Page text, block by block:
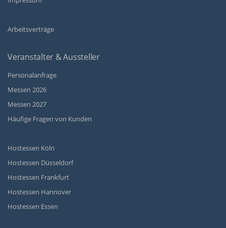
Arbeitsverträge
Veranstalter & Aussteller
Personalanfrage
Messen 2026
Messen 2027
Häufige Fragen von Kunden
Hostessen Köln
Hostessen Düsseldorf
Hostessen Frankfurt
Hostessen Hannover
Hostessen Essen